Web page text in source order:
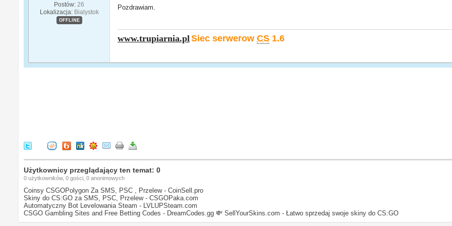
Postów: 26
Lokalizacja: Bialystok
OFFLINE
Pozdrawiam.
www.trupiarnia.pl Siec serwerowCS 1.6
Użytkownicy przeglądający ten temat: 0
0 użytkowników, 0 gości, 0 anonimowych
Coinsy CSGOPolygon Za SMS, PSC , Przelew - CoinSell.pro
Skiny do CS:GO za SMS, PSC, Przelew - CSGOPaka.com
Automatyczny Bot Levelowania Steam - LVLUPSteam.com
CSGO Gambling Sites and Free Betting Codes - DreamCodes.gg 💸 SellYourSkins.com - Łatwo sprzedaj swoje skiny do CS:GO